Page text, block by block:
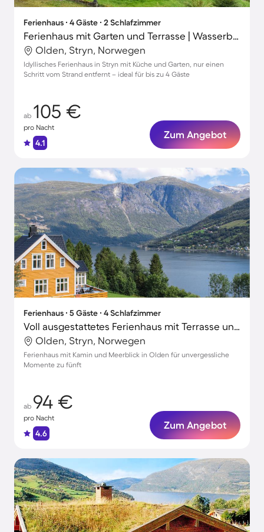
Ferienhaus ∙ 4 Gäste ∙ 2 Schlafzimmer
Ferienhaus mit Garten und Terrasse | Wasserblick
Olden, Stryn, Norwegen
Idyllisches Ferienhaus in Stryn mit Küche und Garten, nur einen
Schritt vom Strand entfernt – ideal für bis zu 4 Gäste
ab 105 €
pro Nacht
4.1
Zum Angebot
Ferienhaus ∙ 5 Gäste ∙ 4 Schlafzimmer
Voll ausgestattetes Ferienhaus mit Terrasse und Grill | Wasserblick
Olden, Stryn, Norwegen
Ferienhaus mit Kamin und Meerblick in Olden für unvergessliche
Momente zu fünft
ab 94 €
pro Nacht
4.6
Zum Angebot